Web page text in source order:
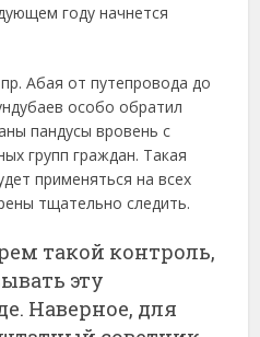
году начнется
Абая от путепровода до
особо обратил
пандусы вровень с
групп граждан. Такая
применяться на всех
тщательно следить.
такой контроль,
эту
Наверное, для